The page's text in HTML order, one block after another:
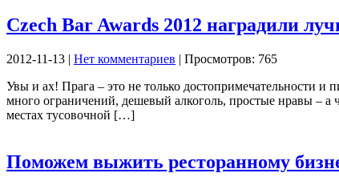
Czech Bar Awards 2012 наградили
2012-11-13 | Нет комментариев | Просмотров: 765
Увы и ах! Прага – это не только достопримечательности
много ограничений, дешевый алкоголь, простые нравы –
местах тусовочной […]
Поможем выжить ресторанному